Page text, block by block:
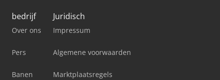
bedrijf
Over ons
Pers
Banen
Juridisch
Impressum
Algemene voorwaarden
Marktplaatsregels